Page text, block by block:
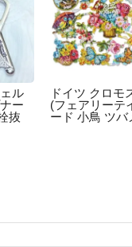
ル
ー
抜
ドイツ クロモ
(フェアリーテ
ード 小鳥 ツバ